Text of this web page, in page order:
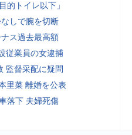
的トイレ以下」
しで腕を切断
ス過去最高額
従業員の女逮捕
監督采配に疑問
里菜 離婚を公表
落下 夫婦死傷